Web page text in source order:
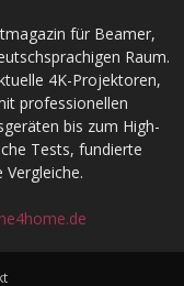
für Beamer,
Raum.
4K-Projektoren,
professionellen
bis zum High-
Tests, fundierte